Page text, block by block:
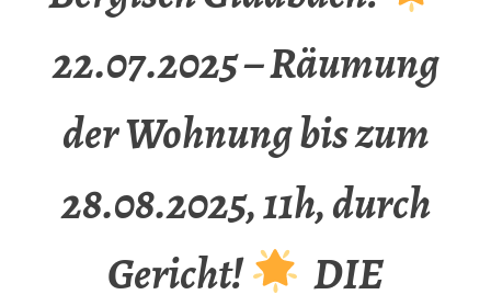
22.07.2025 – Räumung
der Wohnung bis zum
28.08.2025, 11h, durch
Gericht!
DIE